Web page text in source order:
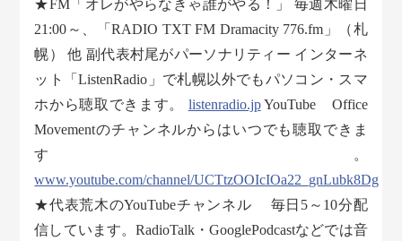
★FM「オレがやらなきゃ誰がやる！」 毎週木曜日
21:00～、「RADIO TXT FM Dramacity 776.fm」（札
幌） 他 副代表村尾がパーソナリティー インターネ
ット「ListenRadio」で札幌以外でもパソコン・スマ
ホから聴取できます。 listenradio.jpYouTube Office
Movementのチャンネルからはいつでも聴取できま
す。
www.youtube.com/channel/UCTtzOOIcIOa22_gnLubk8Dg
★代表荒木のYouTubeチャンネル 毎日5～10分配
信しています。RadioTalk・GooglePodcastなどでは音